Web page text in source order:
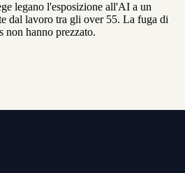
legano l'esposizione all'AI a un
dal lavoro tra gli over 55. La fuga di
non hanno prezzato.